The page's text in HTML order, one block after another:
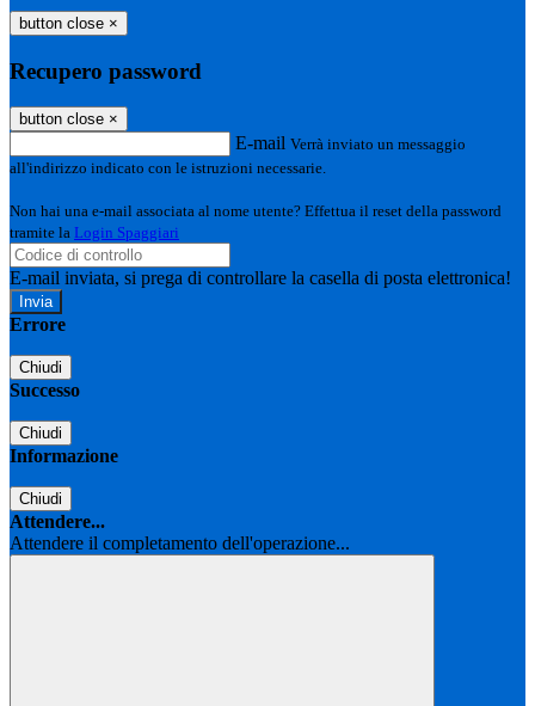
button close ×
Recupero password
button close ×
E-mail Verrà inviato un messaggio
all'indirizzo indicato con le istruzioni necessarie.
Non hai una e-mail associata al nome utente? Effettua il reset della password
tramite la Login Spaggiari
E-mail inviata, si prega di controllare la casella di posta elettronica!
Errore
Chiudi
Successo
Chiudi
Informazione
Chiudi
Attendere...
Attendere il completamento dell'operazione...